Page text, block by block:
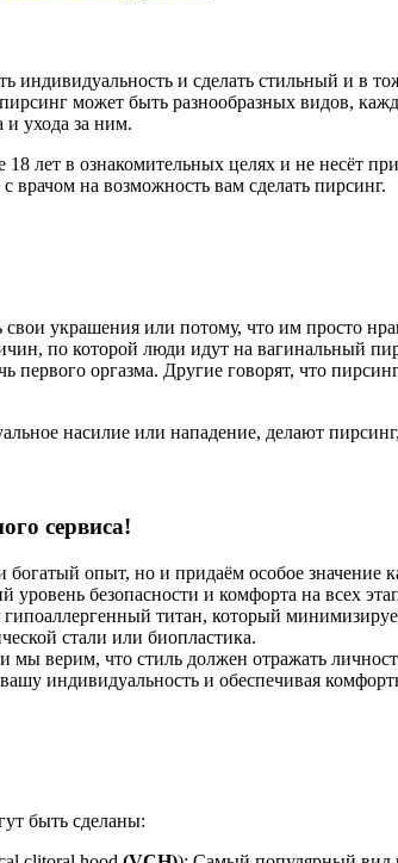
и сделать стильный и в
может быть разнообразных видов,
и ухода за ним.
лет в ознакомительных целях и не несёт
врачом на возможность вам сделать пирсинг.
украшения или потому, что им просто
по которой люди идут на вагинальный
первого оргазма. Другие говорят, что
насилие или нападение, делают
сервиса!
опыт, но и придаём особое значение
безопасности и комфорта на всех
титан, который
стали или биопластика.
верим, что стиль должен отражать
индивидуальность и обеспечивая
быть сделаны: